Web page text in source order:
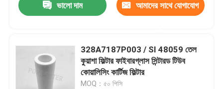
ভালো দাম আমাদের সাথে যোগাযোগ
328A7187P003 / SI 48059 তেল
কুয়াশা ফিল্টার ফাইবারগ্লাস সিন্টারড টিউব
কোয়ালিসিং কার্টিজ ফিল্টার
MOQ：৫০ পিসি